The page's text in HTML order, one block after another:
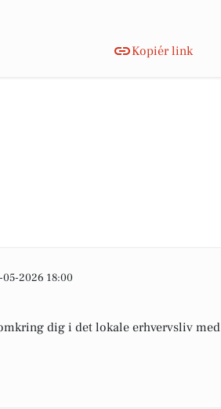
Kopiér link
05-2026 18:00
dig i det lokale erhvervsliv